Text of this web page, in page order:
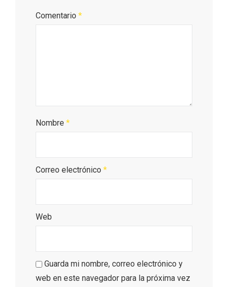
Comentario *
Nombre *
Correo electrónico *
Web
Guarda mi nombre, correo electrónico y
web en este navegador para la próxima vez